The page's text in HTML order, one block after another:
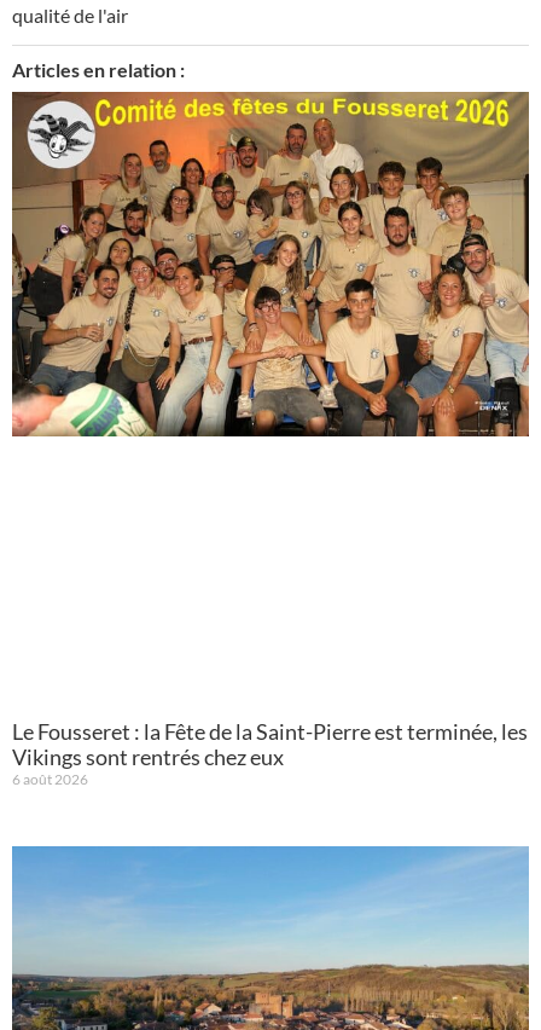
qualité de l'air
Articles en relation :
Le Fousseret : la Fête de la Saint-Pierre est terminée, les
Vikings sont rentrés chez eux
6 août 2026